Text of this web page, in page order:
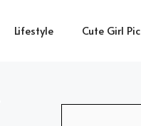
Lifestyle Cute Girl Pic